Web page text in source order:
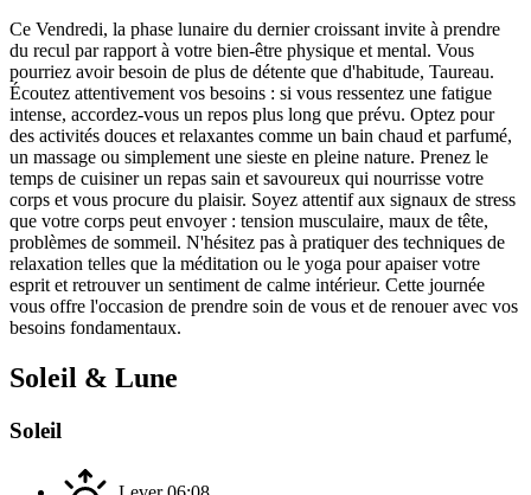
Ce Vendredi, la phase lunaire du dernier croissant invite à prendre
du recul par rapport à votre bien-être physique et mental. Vous
pourriez avoir besoin de plus de détente que d'habitude, Taureau.
Écoutez attentivement vos besoins : si vous ressentez une fatigue
intense, accordez-vous un repos plus long que prévu. Optez pour
des activités douces et relaxantes comme un bain chaud et parfumé,
un massage ou simplement une sieste en pleine nature. Prenez le
temps de cuisiner un repas sain et savoureux qui nourrisse votre
corps et vous procure du plaisir. Soyez attentif aux signaux de stress
que votre corps peut envoyer : tension musculaire, maux de tête,
problèmes de sommeil. N'hésitez pas à pratiquer des techniques de
relaxation telles que la méditation ou le yoga pour apaiser votre
esprit et retrouver un sentiment de calme intérieur. Cette journée
vous offre l'occasion de prendre soin de vous et de renouer avec vos
besoins fondamentaux.
Soleil & Lune
Soleil